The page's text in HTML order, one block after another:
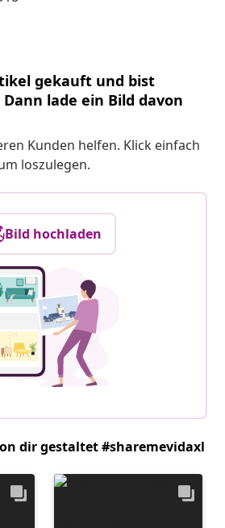
gekauft und bist
lade ein Bild davon
Kunden helfen. Klick einfach
loszulegen.
Bild hochladen
dir gestaltet #sharemevidaxl